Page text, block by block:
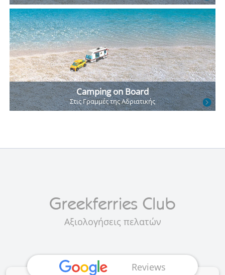
Camping on Board
Στις Γραμμέςτης Αδριατικής
Αξιολογήσεις πελατών
Reviews